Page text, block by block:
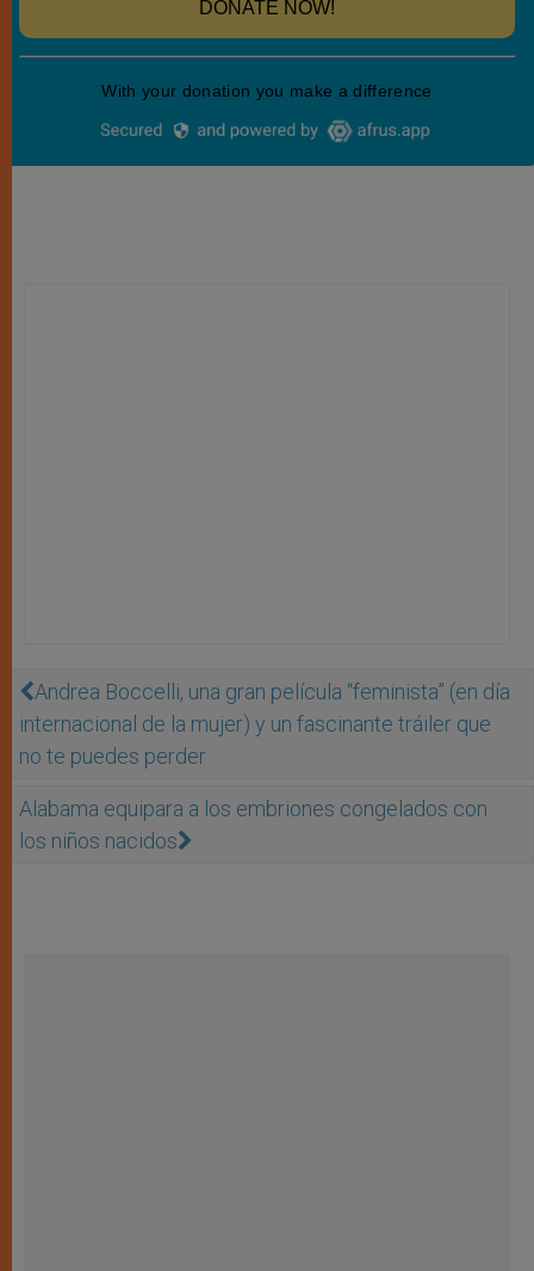
Andrea Boccelli, una gran película “feminista” (en día
internacional de la mujer) y un fascinante tráiler que
no te puedes perder
Alabama equipara a los embriones congelados con
los niños nacidos